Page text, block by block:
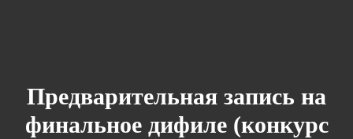
Предварительная запись на
финальное дифиле (конкурс